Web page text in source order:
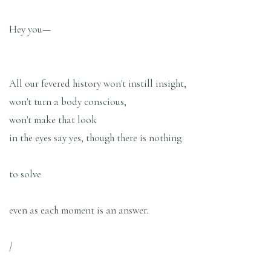
Hey you—
All our fevered history won't instill insight,
won't turn a body conscious,
won't make that look
in the eyes say yes, though there is nothing
to solve
even as each moment is an answer.
/